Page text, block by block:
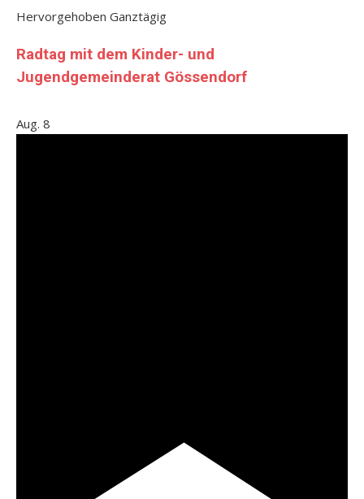
Hervorgehoben Ganztägig
Radtag mit dem Kinder- und
Jugendgemeinderat Gössendorf
Aug. 8